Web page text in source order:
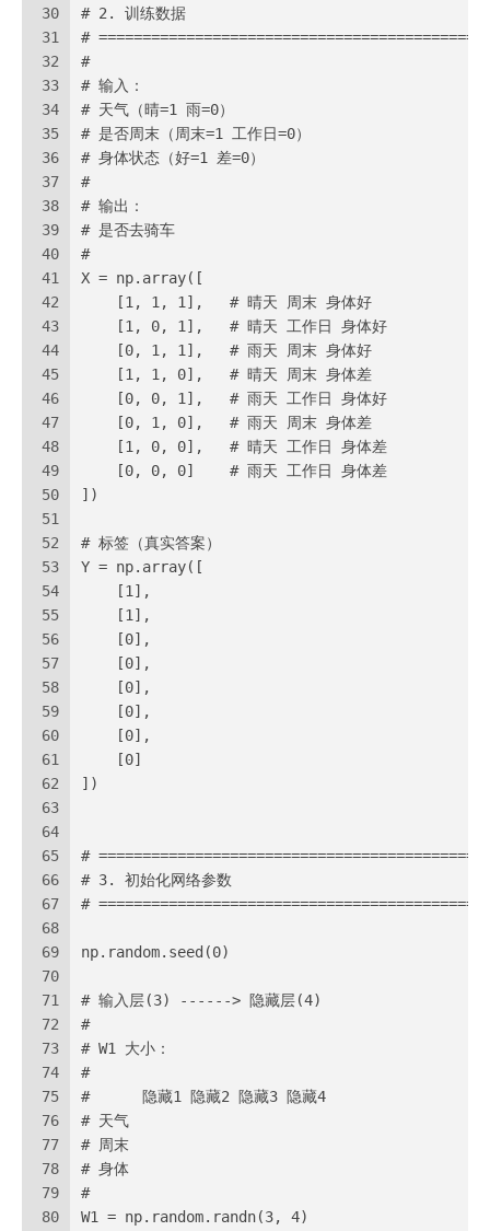
30
31
32
33
34
35
36
37
38
39
40
41
42
43
44
45
46
47
48
49
50
51
52
53
54
55
56
57
58
59
60
61
62
63
64
65
66
67
68
69
70
71
72
73
74
75
76
77
78
79
80
# 2. 训练数据
#
#
# 输入：
# 天气（晴=1 雨=0）
# 是否周末（周末=1 工作日=0）
# 身体状态（好=1 差=0）
#
# 输出：
# 是否去骑车
#
X = np.array([
    [1, 1, 1],   # 晴天 周末 身体好
    [1, 0, 1],   # 晴天 工作日 身体好
    [0, 1, 1],   # 雨天 周末 身体好
    [1, 1, 0],   # 晴天 周末 身体差
    [0, 0, 1],   # 雨天 工作日 身体好
    [0, 1, 0],   # 雨天 周末 身体差
    [1, 0, 0],   # 晴天 工作日 身体差
    [0, 0, 0]    # 雨天 工作日 身体差
])
# 标签（真实答案）
Y = np.array([
    [1],
    [1],
    [0],
    [0],
    [0],
    [0],
    [0],
    [0]
])
#
# 3. 初始化网络参数
#
np.random.seed(0)
# 输入层(3) ------> 隐藏层(4)
#
# W1 大小：
#
#      隐藏1 隐藏2 隐藏3 隐藏4
# 天气
# 周末
# 身体
#
W1 = np.random.randn(3, 4)